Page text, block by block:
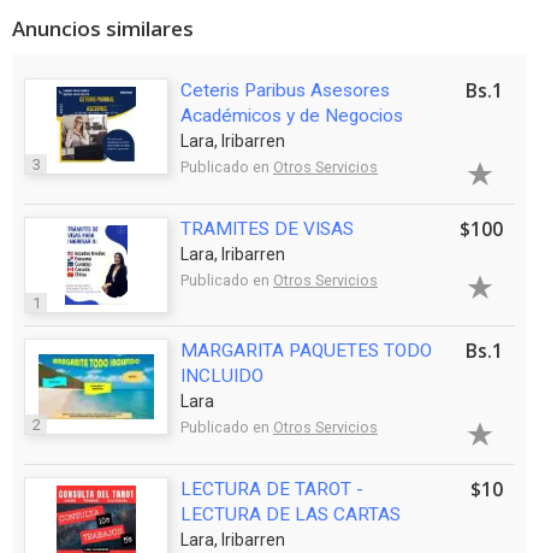
Anuncios similares
3
Ceteris Paribus Asesores
Académicos y de Negocios
Lara, Iribarren
Publicado en Otros Servicios
Bs.1
1
TRAMITES DE VISAS
Lara, Iribarren
Publicado en Otros Servicios
$100
2
MARGARITA PAQUETES TODO
INCLUIDO
Lara
Publicado en Otros Servicios
Bs.1
LECTURA DE TAROT -
LECTURA DE LAS CARTAS
Lara, Iribarren
$10